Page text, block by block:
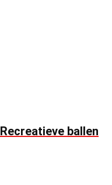
Recreatieve ballen